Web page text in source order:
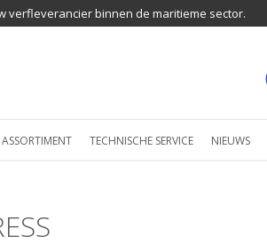
verfleverancier binnen de maritieme sector.
ASSORTIMENT TECHNISCHE SERVICE NIEUWS